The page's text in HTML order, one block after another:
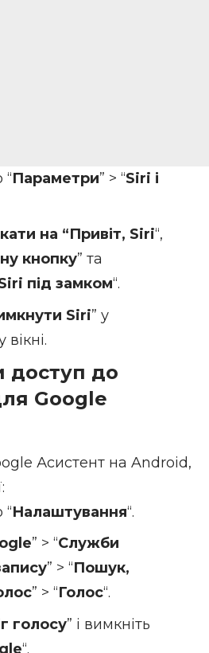
Параметри” > “Siri і
на “Привіт, Siri“,
кнопку” та
під замком“.
Siri” у
доступ до
Google
Асистент на Android,
Налаштування“.
” > “Служби
” > “Пошук,
” > “Голос“.
голосу” і вимкніть
“.